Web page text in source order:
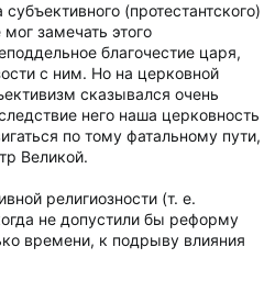
(протестантского)
замечать этого
благочестие царя,
с ним. Но на церковной
сказывался очень
него наша церковность
по тому фатальному пути,
Великой.
религиозности (т. е.
не допустили бы реформу
времени, к подрыву влияния